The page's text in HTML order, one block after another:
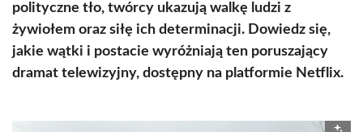
polityczne tło, twórcy ukazują walkę ludzi z
żywiołem oraz siłę ich determinacji. Dowiedz się,
jakie wątki i postacie wyróżniają ten poruszający
dramat telewizyjny, dostępny na platformie Netflix.